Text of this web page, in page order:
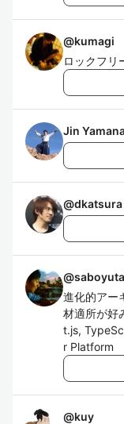
@kumagi
ロックフリ
Jin
@dkatsura
@
進化的アー
材適所が好
t.js,
r Platform
@kuy